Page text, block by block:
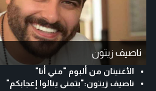
ناصيف زيتون
الأغنيتان من ألبوم "مني أنا"
ناصيف زيتون:"بتمنى ينالوا إعجابكم"